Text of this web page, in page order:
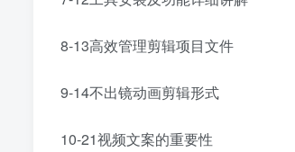
8-13高效管理剪辑项目文件
9-14不出镜动画剪辑形式
10-21视频文案的重要性